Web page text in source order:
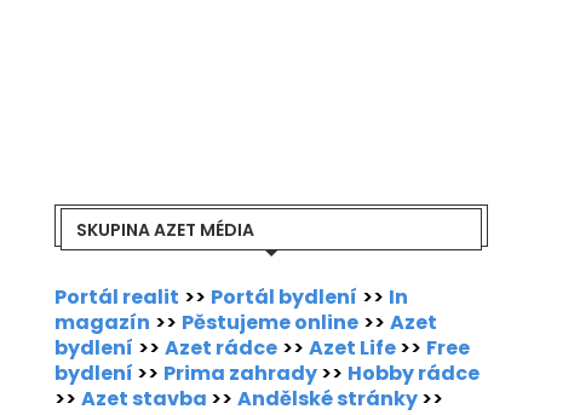
SKUPINA AZET MÉDIA
Portál realit >> Portál bydlení >> In
magazín >> Pěstujeme online >> Azet
bydlení >> Azet rádce >> Azet Life>> Free
bydlení >> Prima zahrady>> Hobby rádce
>> Azet stavba >> Andělské stránky>>